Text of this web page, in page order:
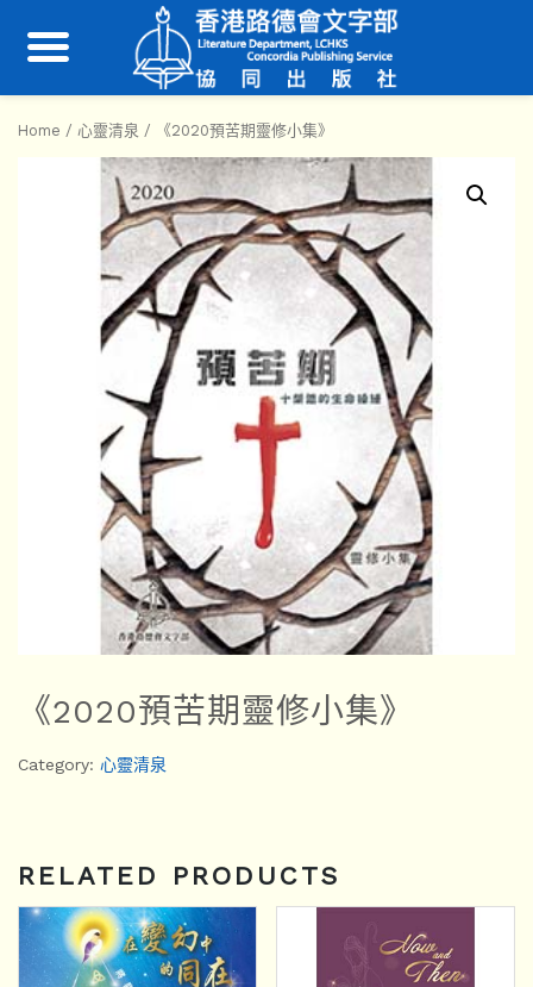
Home / 心靈清泉 / 《2020預苦期靈修小集》
《2020預苦期靈修小集》
Category: 心靈清泉
RELATED PRODUCTS